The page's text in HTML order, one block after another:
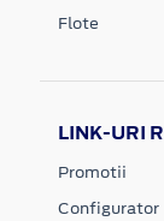
Flote
LINK-URI
Promotii
Configurator